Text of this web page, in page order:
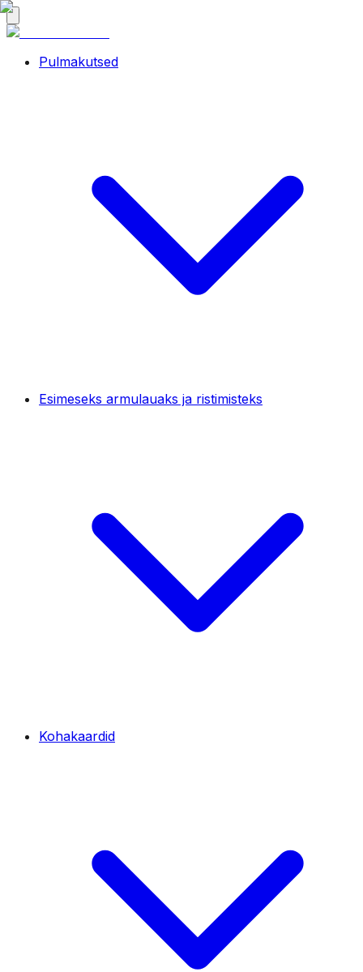
Pulmakutsed
Esimeseks armulauaks ja ristimisteks
Kohakaardid